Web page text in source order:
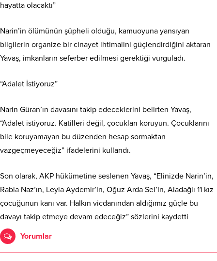
hayatta olacaktı”
Narin’in ölümünün şüpheli olduğu, kamuoyuna yansıyan
bilgilerin organize bir cinayet ihtimalini güçlendirdiğini aktaran
Yavaş, imkanların seferber edilmesi gerektiği vurguladı.
“Adalet İstiyoruz”
Narin Güran’ın davasını takip edeceklerini belirten Yavaş,
“Adalet istiyoruz. Katilleri değil, çocukları koruyun. Çocuklarını
bile koruyamayan bu düzenden hesap sormaktan
vazgeçmeyeceğiz” ifadelerini kullandı.
Son olarak, AKP hükümetine seslenen Yavaş, “Elinizde Narin’in,
Rabia Naz’ın, Leyla Aydemir’in, Oğuz Arda Sel’in, Aladağlı 11 kız
çocuğunun kanı var. Halkın vicdanından aldığımız güçle bu
davayı takip etmeye devam edeceğiz” sözlerini kaydetti
Yorumlar